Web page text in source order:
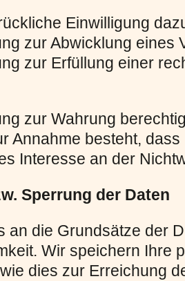
Einwilligung
zur Abwicklung eines
zur Erfüllung einer
zur Wahrung
Annahme besteht,
Interesse an der
Sperrung der Daten
an die Grundsätze der
Wir speichern Ihre
dies zur Erreichung